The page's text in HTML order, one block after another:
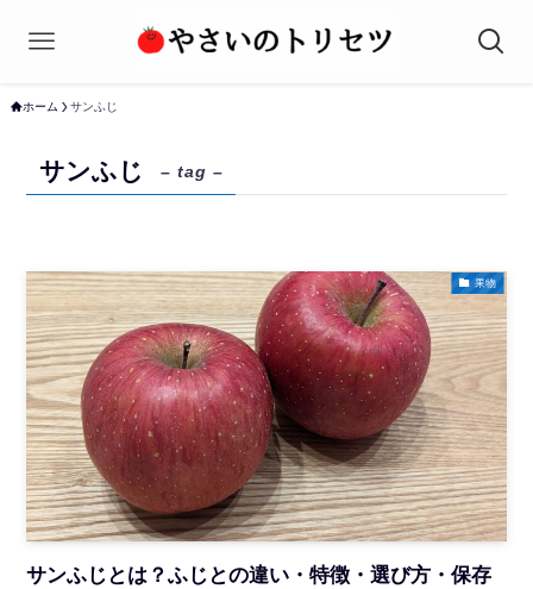
ホーム サンふじ
サンふじ – tag –
果物
サンふじとは？ふじとの違い・特徴・選び方・保存